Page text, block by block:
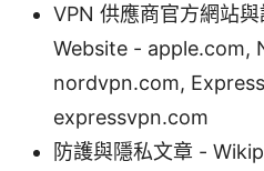
VPN 供應商官方網站
Website - apple.com,
nordvpn.com,
expressvpn.com
防護與隱私文章 -